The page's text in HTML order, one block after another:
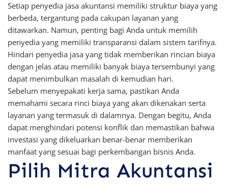
Setiap penyedia jasa akuntansi memiliki struktur biaya yang
berbeda, tergantung pada cakupan layanan yang
ditawarkan. Namun, penting bagi Anda untuk memilih
penyedia yang memiliki transparansi dalam sistem tarifnya.
Hindari penyedia jasa yang tidak memberikan rincian biaya
dengan jelas atau memiliki banyak biaya tersembunyi yang
dapat menimbulkan masalah di kemudian hari.
Sebelum menyepakati kerja sama, pastikan Anda
memahami secara rinci biaya yang akan dikenakan serta
layanan yang termasuk di dalamnya. Dengan begitu, Anda
dapat menghindari potensi konflik dan memastikan bahwa
investasi yang dikeluarkan benar-benar memberikan
manfaat yang sesuai bagi perkembangan bisnis Anda.
Pilih Mitra Akuntansi